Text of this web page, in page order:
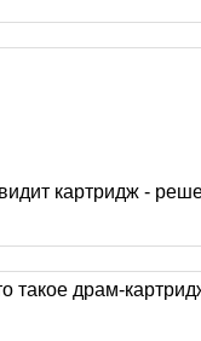
картридж -
такое драм-